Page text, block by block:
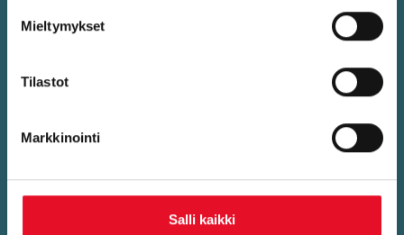
Mieltymykset
Tilastot
Markkinointi
Salli kaikki